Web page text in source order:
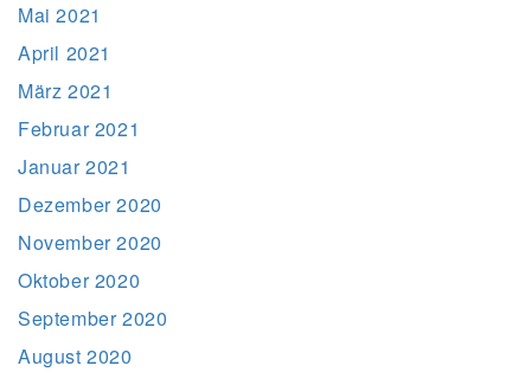
Mai 2021
April 2021
März 2021
Februar 2021
Januar 2021
Dezember 2020
November 2020
Oktober 2020
September 2020
August 2020